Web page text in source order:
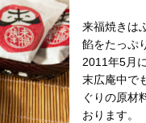
来福焼きは
餡をたっぷ
2011年5月
末広庵中で
ぐりの原材
おります。